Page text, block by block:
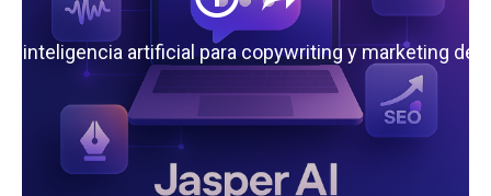
la inteligencia artificial para copywriting y marketing de